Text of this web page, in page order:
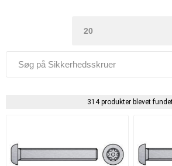
314 produkter blevet